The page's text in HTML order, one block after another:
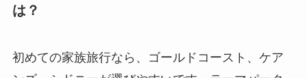
は？
初めての家族旅行なら、ゴールドコースト、ケア